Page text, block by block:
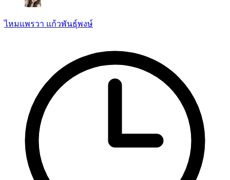
ไหมแพรวา แก้วพันธุ์พงษ์